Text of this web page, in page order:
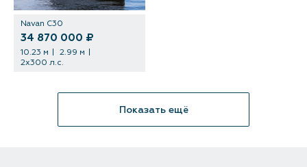
Navan C30
34 870 000 ₽
10.23 м
2.99 м
2x300 л.с.
Показать ещё